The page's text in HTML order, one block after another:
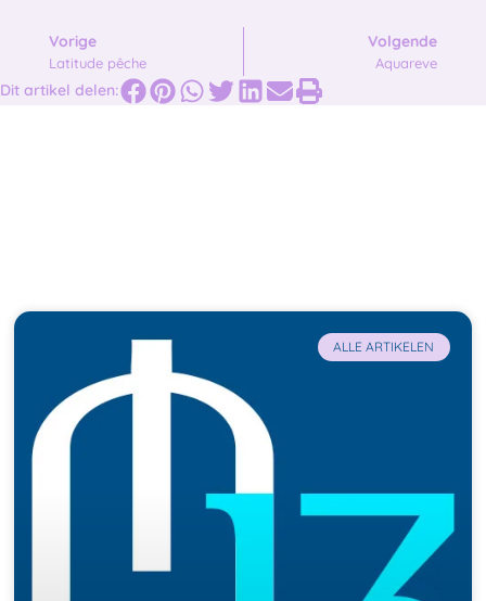
Vorige
Latitude pêche
Volgende
Aquareve
Dit artikel delen:
ALLE ARTIKELEN